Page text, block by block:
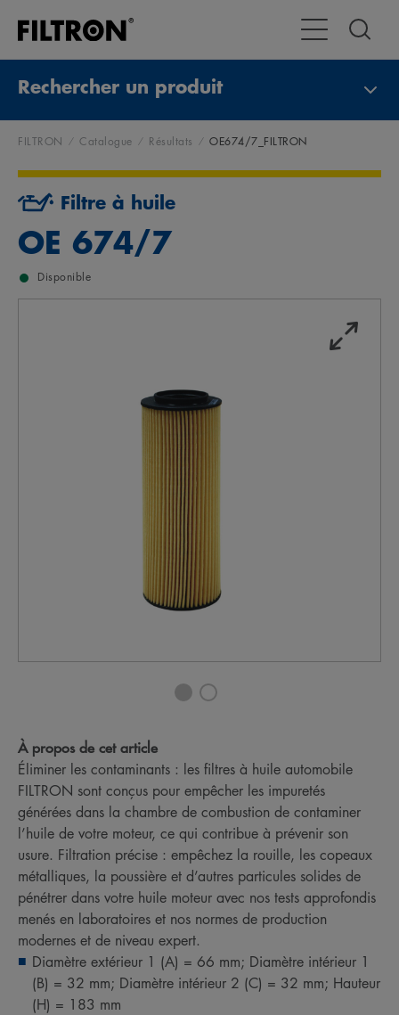
Toggle
Rechercher un produit
FILTRON Catalogue Résultats OE674/7_FILTRON
Filtre à huile
OE 674/7
Disponible
À propos de cet article
Éliminer les contaminants : les filtres à huile automobile
FILTRON sont conçus pour empêcher les impuretés
générées dans la chambre de combustion de contaminer
l’huile de votre moteur, ce qui contribue à prévenir son
usure. Filtration précise : empêchez la rouille, les copeaux
métalliques, la poussière et d’autres particules solides de
pénétrer dans votre huile moteur avec nos tests approfondis
menés en laboratoires et nos normes de production
modernes et de niveau expert.
Diamètre extérieur 1 (A) = 66 mm; Diamètre intérieur 1
(B) = 32 mm; Diamètre intérieur 2 (C) = 32 mm; Hauteur
(H) = 183 mm